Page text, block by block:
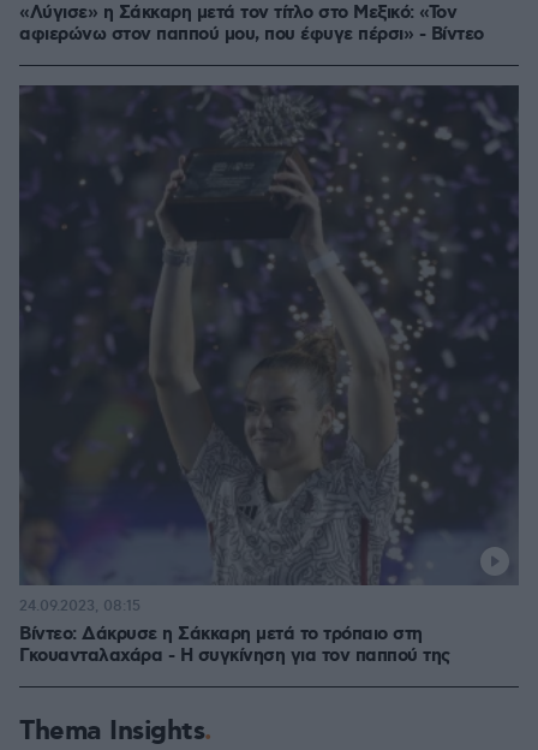
«Λύγισε» η Σάκκαρη μετά τον τίτλο στο Μεξικό: «Τον
αφιερώνω στον παππού μου, που έφυγε πέρσι» - Βίντεο
Βίντεο: Δάκρυσε η Σάκκαρη μετά το τρόπαιο στη
Γκουανταλαχάρα - H συγκίνηση για τον παππού της
24.09.2023, 08:15
Thema Insights